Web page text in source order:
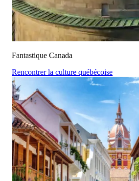
Fantastique Canada
Rencontrer la culture québécoise